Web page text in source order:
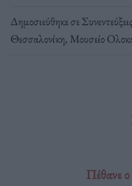
Δημοσιεύθηκε σεΣυνεντεύξεις
Θεσσαλονίκη, Μουσείο
Πέθανε